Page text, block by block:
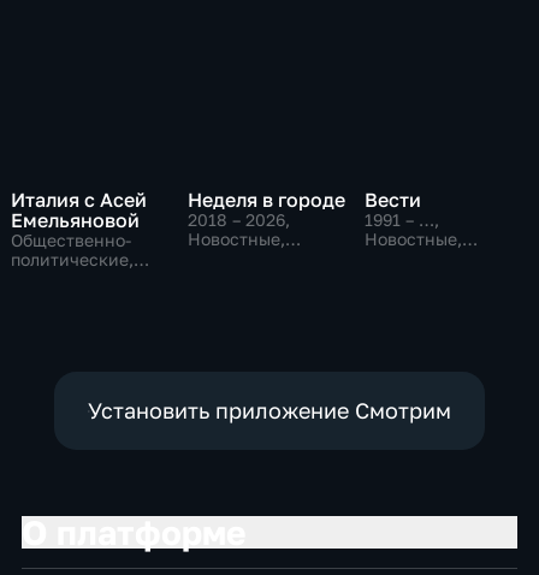
Италия с Асей
Емельяновой
Общественно-
политические,
Неделя в городе
2018 – 2026,
Новостные,
Вести
1991 – …,
Новостные,
Установить приложение Смотрим